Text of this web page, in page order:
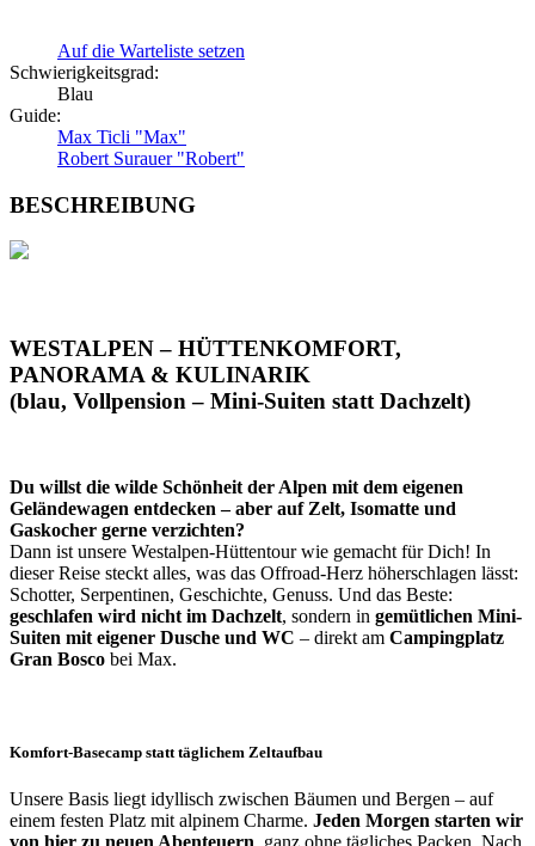
Auf die Warteliste setzen
Schwierigkeitsgrad:
Blau
Guide:
Max Ticli "Max"
Robert Surauer "Robert"
BESCHREIBUNG
WESTALPEN – HÜTTENKOMFORT,
PANORAMA & KULINARIK
(blau, Vollpension – Mini-Suiten statt Dachzelt)
Du willst die wilde Schönheit der Alpen mit dem eigenen
Geländewagen entdecken – aber auf Zelt, Isomatte und
Gaskocher gerne verzichten?
Dann ist unsere Westalpen-Hüttentour wie gemacht für Dich! In
dieser Reise steckt alles, was das Offroad-Herz höherschlagen lässt:
Schotter, Serpentinen, Geschichte, Genuss. Und das Beste:
geschlafen wird nicht im Dachzelt, sondern in gemütlichen Mini-
Suiten mit eigener Dusche und WC – direkt am Campingplatz
Gran Bosco bei Max.
Komfort-Basecamp statt täglichem Zeltaufbau
Unsere Basis liegt idyllisch zwischen Bäumen und Bergen – auf
einem festen Platz mit alpinem Charme. Jeden Morgen starten wir
von hier zu neuen Abenteuern , ganz ohne tägliches Packen. Nach